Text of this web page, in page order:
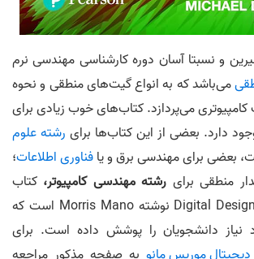
و نسبتا آسان دوره کارشناسی مهندسی نرم
می‌باشد که به انواع گیت‌های منطقی و نحوه
کامپیوتری می‌پردازد. کتاب‌های خوب زیادی برای
دارد. بعضی از این کتاب‌ها برای رشته علوم
بعضی برای مهندسی برق و یافناوری اطلاعات؛
منطقی برای رشته مهندسی کامپیوتر، کتاب
طراحی دیجیتال یا Digital Design نوشته Morris Mano است که
نیاز دانشجویان را پوشش داده است. برای
موریس مانو به صفحه مذکور مراجعه